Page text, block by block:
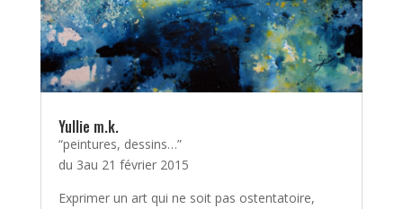
Yullie m.k.
“peintures, dessins…”
du 3au 21 février 2015
Exprimer un art qui ne soit pas ostentatoire,